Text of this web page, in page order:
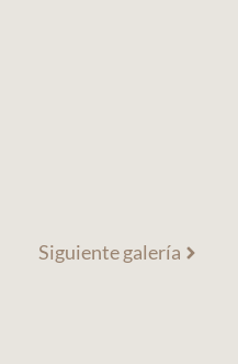
Siguiente galería